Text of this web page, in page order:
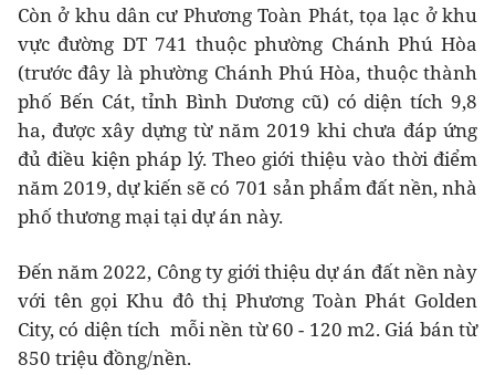
Còn ở khu dân cư Phương Toàn Phát, tọa lạc ở khu
vực đường DT 741 thuộc phường Chánh Phú Hòa
(trước đây là phường Chánh Phú Hòa, thuộc thành
phố Bến Cát, tỉnh Bình Dương cũ) có diện tích 9,8
ha, được xây dựng từ năm 2019 khi chưa đáp ứng
đủ điều kiện pháp lý. Theo giới thiệu vào thời điểm
năm 2019, dự kiến sẽ có 701 sản phẩm đất nền, nhà
phố thương mại tại dự án này.
Đến năm 2022, Công ty giới thiệu dự án đất nền này
với tên gọi Khu đô thị Phương Toàn Phát Golden
City, có diện tích mỗi nền từ 60 - 120 m2. Giá bán từ
850 triệu đồng/nền.